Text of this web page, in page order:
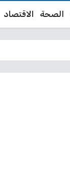
الصحة الاقتصاد